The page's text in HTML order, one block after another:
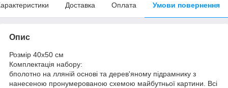
Доставка Оплата Умови повернення
Опис
Розмір 40x50 см
Комплектація набору:
бполотно на лляній основі та дерев'яному підрамнику з
нанесеною пронумерованою схемою майбутньої картини. Всі